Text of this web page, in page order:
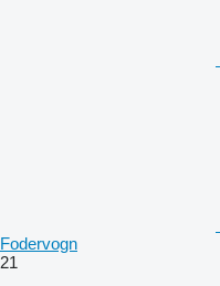
Fodervogn
21